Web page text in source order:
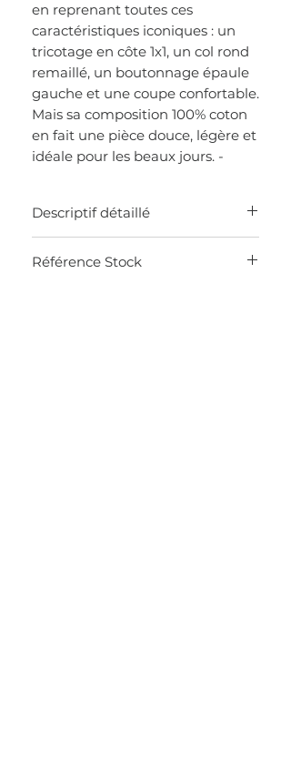
en reprenant toutes ces
caractéristiques iconiques : un
tricotage en côte 1x1, un col rond
remaillé, un boutonnage épaule
gauche et une coupe confortable.
Mais sa composition 100% coton
en fait une pièce douce, légère et
idéale pour les beaux jours. -
Descriptif détaillé
100% coton côte 1 x 1
Référence Stock